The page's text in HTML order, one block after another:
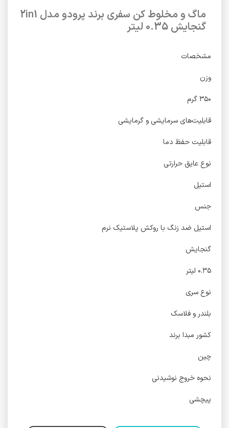
ماگ و مخلوط کن سفری برند پرودو مدل 2in1
گنجایش 0.35 لیتر
مشخصات
وزن
۳۵۰ گرم
قابلیت‌های سرمایشی و گرمایشی
قابلیت حفظ دما
نوع عایق حرارتی
استیل
جنس
استیل ضد زنگ با روکش پلاستیک نرم
گنجایش
۰.۳۵ لیتر
نوع سری
بلندر و فلاسک
کشور مبدا برند
چین
نحوه خروج نوشیدنی
پیچشی